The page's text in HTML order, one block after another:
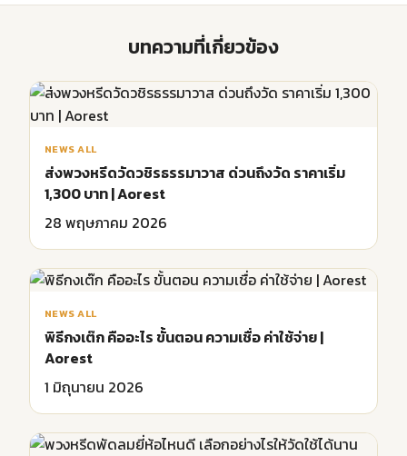
บทความที่เกี่ยวข้อง
NEWS ALL
ส่งพวงหรีดวัดวชิรธรรมาวาส ด่วนถึงวัด ราคาเริ่ม
1,300 บาท | Aorest
28 พฤษภาคม 2026
NEWS ALL
พิธีกงเต๊ก คืออะไร ขั้นตอน ความเชื่อ ค่าใช้จ่าย |
Aorest
1 มิถุนายน 2026